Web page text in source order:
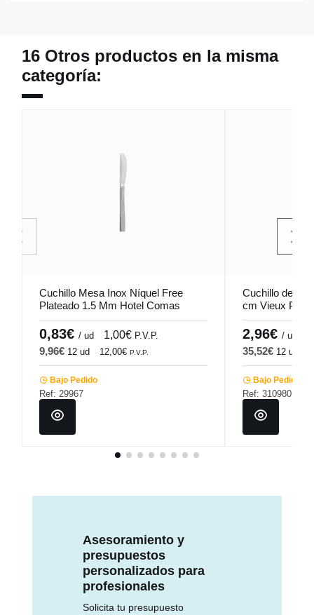
16 Otros productos en la misma
categoría:
Cuchillo Mesa Inox Níquel Free
Plateado 1.5 Mm Hotel Comas
0,83€ / ud 1,00€ P.V.P.
9,96€ 12 ud 12,00€ P.V.P.
Bajo Pedido
Ref: 29967
Cuchillo de
cm Vieux
2,96€ / ud
35,52€ 12 ud
Bajo Pedido
Ref: 310980
Asesoramiento y
presupuestos
personalizados para
profesionales
Solicita tu presupuesto